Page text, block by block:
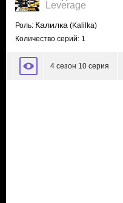
Leverage
Роль: Калилка (Kalilka)
Количество серий: 1
4 сезон 10 серия